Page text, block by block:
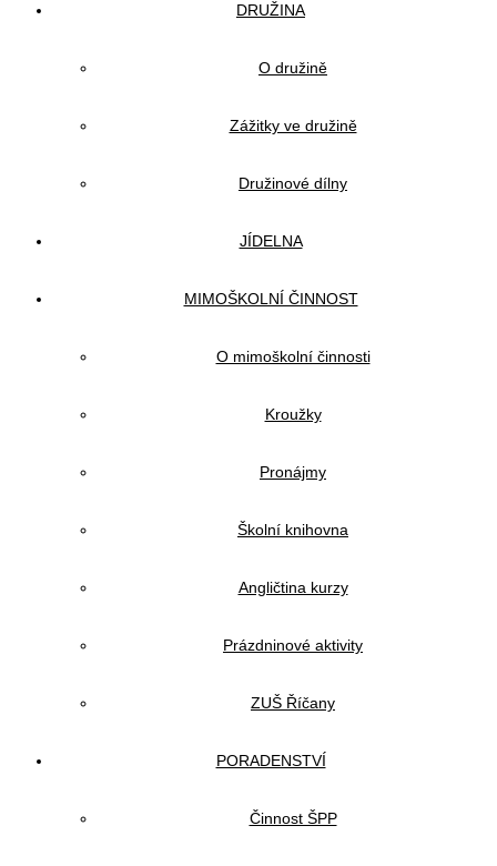
DRUŽINA
O družině
Zážitky ve družině
Družinové dílny
JÍDELNA
MIMOŠKOLNÍ ČINNOST
O mimoškolní činnosti
Kroužky
Pronájmy
Školní knihovna
Angličtina kurzy
Prázdninové aktivity
ZUŠ Říčany
PORADENSTVÍ
Činnost ŠPP